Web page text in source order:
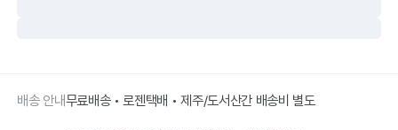
배송 안내무료배송 • 로젠택배 • 제주/도서산간 배송비 별도